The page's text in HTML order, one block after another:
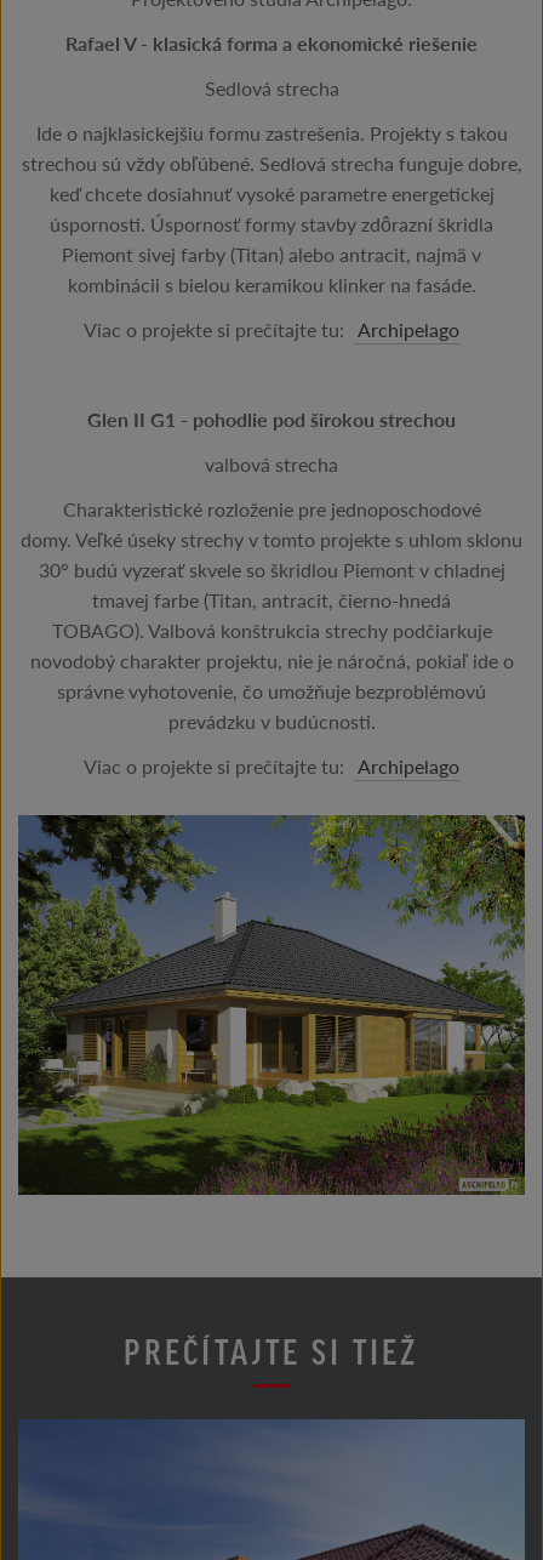
Rafael V - klasická forma a ekonomické riešenie
Sedlová strecha
Ide o najklasickejšiu formu zastrešenia. Projekty s takou
strechou sú vždy obľúbené. Sedlová strecha funguje dobre,
keď chcete dosiahnuť vysoké parametre energetickej
úspornosti. Úspornosť formy stavby zdôrazní škridla
Piemont sivej farby (Titan) alebo antracit, najmä v
kombinácii s bielou keramikou klinker na fasáde.
Viac o projekte si prečítajte tu: Archipelago
Glen II G1 - pohodlie pod širokou strechou
valbová strecha
Charakteristické rozloženie pre jednoposchodové
domy. Veľké úseky strechy v tomto projekte s uhlom sklonu
30° budú vyzerať skvele so škridlou Piemont v chladnej
tmavej farbe (Titan, antracit, čierno-hnedá
TOBAGO). Valbová konštrukcia strechy podčiarkuje
novodobý charakter projektu, nie je náročná, pokiaľ ide o
správne vyhotovenie, čo umožňuje bezproblémovú
prevádzku v budúcnosti.
Viac o projekte si prečítajte tu: Archipelago
PREČÍTAJTE SI TIEŽ